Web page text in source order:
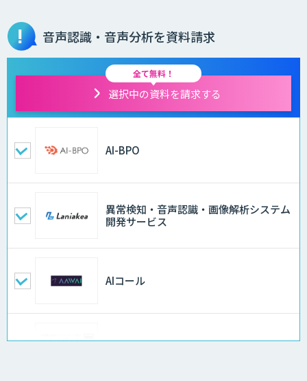
音声認識・音声分析を資料請求
全て無料！
選択中の資料を請求する
AI-BPO
異常検知・音声認識・画像解析システム
開発サービス
AIコール
ログミーツ powered by GPT-4